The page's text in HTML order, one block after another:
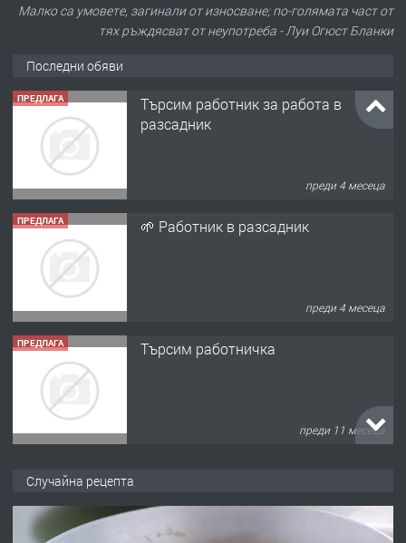
Малко са умовете, загинали от износване; по-голямата част от
тях ръждясват от неупотреба - Луи Огюст Бланки
Последни обяви
ПРЕДЛАГА
Търсим работник за работа в
разсадник
преди 4 месеца
ПРЕДЛАГА 🌱 Работник в разсадник
преди 4 месеца
ПРЕДЛАГА Търсим работничка
преди 11 месеца
Случайна рецепта